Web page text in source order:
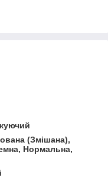
(Змішана),
Нормальна,